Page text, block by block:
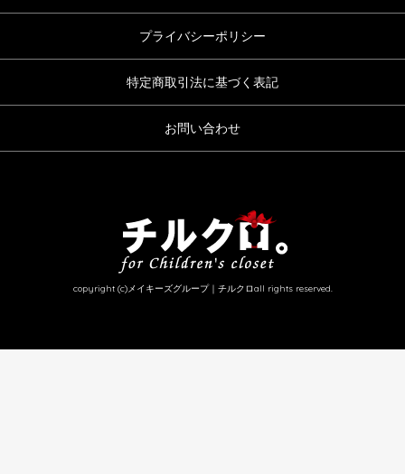
プライバシーポリシー
特定商取引法に基づく表記
お問い合わせ
copyright (c)メイキーズグループ｜チルクロall rights reserved.